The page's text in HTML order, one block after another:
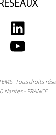
RESEAUX
Tous droits
Nantes - FRANCE